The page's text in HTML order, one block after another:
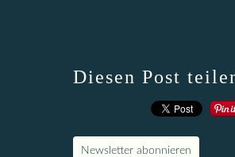
Diesen Post
Newsletter abonnieren